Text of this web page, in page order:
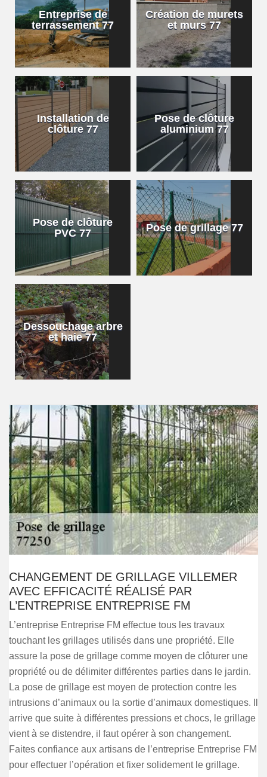
Entreprise de
terrassement 77
Création de murets
et murs 77
Installation de
clôture 77
Pose de clôture
aluminium 77
Pose de clôture
PVC 77
Pose de grillage 77
Dessouchage arbre
et haie 77
CHANGEMENT DE GRILLAGE VILLEMER
AVEC EFFICACITÉ RÉALISÉ PAR
L’ENTREPRISE ENTREPRISE FM
L’entreprise Entreprise FM effectue tous les travaux
touchant les grillages utilisés dans une propriété. Elle
assure la pose de grillage comme moyen de clôturer une
propriété ou de délimiter différentes parties dans le jardin.
La pose de grillage est moyen de protection contre les
intrusions d’animaux ou la sortie d’animaux domestiques. Il
arrive que suite à différentes pressions et chocs, le grillage
vient à se distendre, il faut opérer à son changement.
Faites confiance aux artisans de l’entreprise Entreprise FM
pour effectuer l’opération et fixer solidement le grillage.